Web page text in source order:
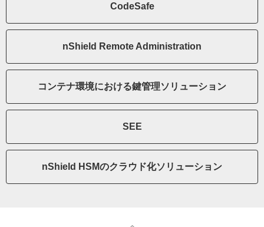
CodeSafe
nShield Remote Administration
コンテナ環境における鍵管理ソリューション
SEE
nShield HSMのクラウド化ソリューション